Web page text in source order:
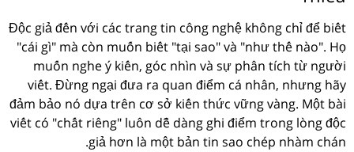
Độc giả đến với các trang tin công nghệ không chỉ để biết
"cái gì" mà còn muốn biết "tại sao" và "như thế nào". Họ
muốn nghe ý kiến, góc nhìn và sự phân tích từ người
viết. Đừng ngại đưa ra quan điểm cá nhân, nhưng hãy
đảm bảo nó dựa trên cơ sở kiến thức vững vàng. Một bài
viết có "chất riêng" luôn dễ dàng ghi điểm trong lòng độc
giả hơn là một bản tin sao chép nhàm chán.